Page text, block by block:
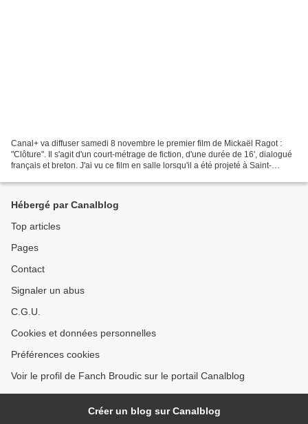
Canal+ va diffuser samedi 8 novembre le premier film de Mickaël Ragot :
"Clôture". Il s'agit d'un court-métrage de fiction, d'une durée de 16', dialogué
français et breton. J'ai vu ce film en salle lorsqu'il a été projeté à Saint-
Hébergé par Canalblog
Top articles
Pages
Contact
Signaler un abus
C.G.U.
Cookies et données personnelles
Préférences cookies
Voir le profil de Fanch Broudic sur le portail Canalblog
Créer un blog sur Canalblog